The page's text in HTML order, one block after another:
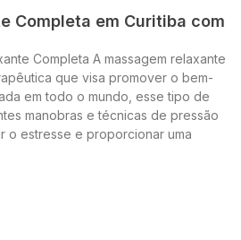
Completa em Curitiba com
Completa A massagem relaxante
que visa promover o bem-
em todo o mundo, esse tipo de
manobras e técnicas de pressão
o estresse e proporcionar uma